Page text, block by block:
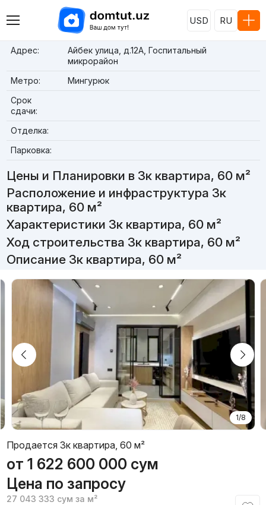
USD RU
Адрес:
Айбек улица, д.12A, Госпитальный
микрорайон
Метро:
Мингурюк
Срок
сдачи:
Отделка:
Парковка:
Цены и Планировки в 3к квартира, 60 м²
Расположение и инфраструктура 3к
квартира, 60 м²
Характеристики 3к квартира, 60 м²
Ход строительства 3к квартира, 60 м²
Описание 3к квартира, 60 м²
1/8
Продается 3к квартира, 60 м²
от 1 622 600 000 сум
Цена по запросу
27 043 333 сум за м²